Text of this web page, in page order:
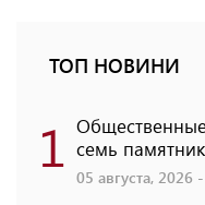
ТОП НОВИНИ
1 семь
05 августа, 2026